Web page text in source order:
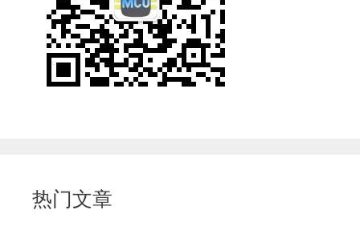
热门文章